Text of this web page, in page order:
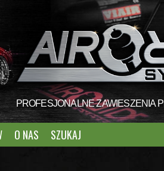
PROFESJONALNE ZAWIESZENIA
O NAS SZUKAJ